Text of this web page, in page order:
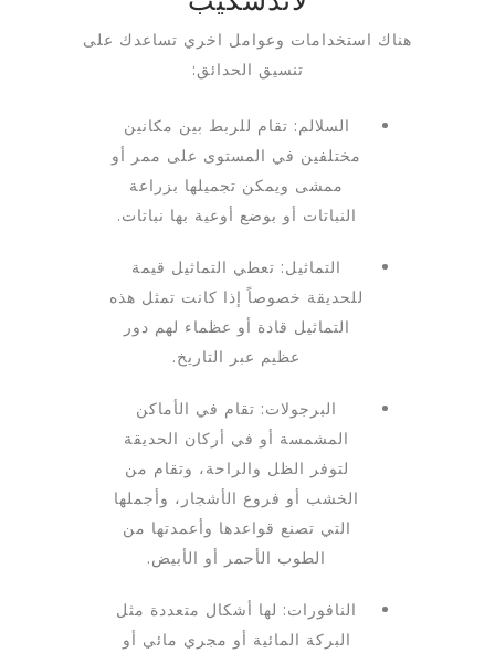
هناك استخدامات وعوامل اخري تساعدك على
تنسيق الحدائق:
السلالم: تقام للربط بين مكانين
مختلفين في المستوى على ممر أو
ممشى ويمكن تجميلها بزراعة
النباتات أو بوضع أوعية بها نباتات.
التماثيل: تعطي التماثيل قيمة
للحديقة خصوصاً إذا كانت تمثل هذه
التماثيل قادة أو عظماء لهم دور
عظيم عبر التاريخ.
البرجولات: تقام في الأماكن
المشمسة أو في أركان الحديقة
لتوفر الظل والراحة، وتقام من
الخشب أو فروع الأشجار، وأجملها
التي تصنع قواعدها وأعمدتها من
الطوب الأحمر أو الأبيض.
النافورات: لها أشكال متعددة مثل
البركة المائية أو مجري مائي أو